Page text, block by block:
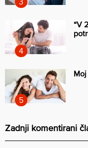
“V
Moj
Zadnji komentirani